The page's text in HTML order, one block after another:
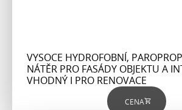
VYSOCE HYDROFOBNÍ,
NÁTĚR PRO FASÁDY OBJEKTU A
VHODNÝ I PRO RENOVACE
CENA